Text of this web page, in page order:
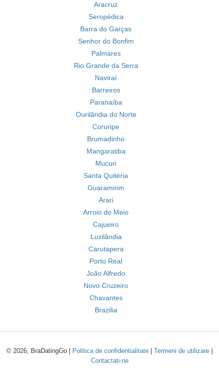
Aracruz
Seropédica
Barra do Garças
Senhor do Bonfim
Palmares
Rio Grande da Serra
Naviraí
Barreiros
Paranaíba
Ourilândia do Norte
Coruripe
Brumadinho
Mangaratiba
Mucuri
Santa Quitéria
Guaramirim
Arari
Arroio do Meio
Cajueiro
Luzilândia
Carutapera
Porto Real
João Alfredo
Novo Cruzeiro
Chavantes
Brazilia
© 2026, BraDatingGo | Politica de confidentialitate Termeni de utilizare
Contactați-ne